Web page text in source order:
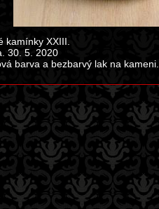
kamínky XXIII.
30. 5. 2020
barva a bezbarvý lak na kameni.